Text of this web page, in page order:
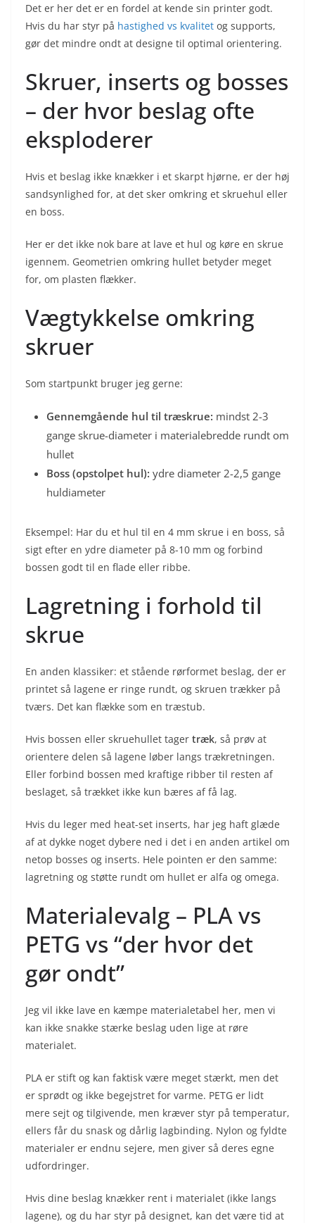
Det er her det er en fordel at kende sin printer godt.
Hvis du har styr på hastighed vs kvalitet og supports,
gør det mindre ondt at designe til optimal orientering.
Skruer, inserts og bosses
– der hvor beslag ofte
eksploderer
Hvis et beslag ikke knækker i et skarpt hjørne, er der høj
sandsynlighed for, at det sker omkring et skruehul eller
en boss.
Her er det ikke nok bare at lave et hul og køre en skrue
igennem. Geometrien omkring hullet betyder meget
for, om plasten flækker.
Vægtykkelse omkring
skruer
Som startpunkt bruger jeg gerne:
Gennemgående hul til træskrue: mindst 2-3
gange skrue-diameter i materialebredde rundt om
hullet
Boss (opstolpet hul): ydre diameter 2-2,5 gange
huldiameter
Eksempel: Har du et hul til en 4 mm skrue i en boss, så
sigt efter en ydre diameter på 8-10 mm og forbind
bossen godt til en flade eller ribbe.
Lagretning i forhold til
skrue
En anden klassiker: et stående rørformet beslag, der er
printet så lagene er ringe rundt, og skruen trækker på
tværs. Det kan flække som en træstub.
Hvis bossen eller skruehullet tager træk, så prøv at
orientere delen så lagene løber langs trækretningen.
Eller forbind bossen med kraftige ribber til resten af
beslaget, så trækket ikke kun bæres af få lag.
Hvis du leger med heat-set inserts, har jeg haft glæde
af at dykke noget dybere ned i det i en anden artikel om
netop bosses og inserts. Hele pointen er den samme:
lagretning og støtte rundt om hullet er alfa og omega.
Materialevalg – PLA vs
PETG vs “der hvor det
gør ondt”
Jeg vil ikke lave en kæmpe materialetabel her, men vi
kan ikke snakke stærke beslag uden lige at røre
materialet.
PLA er stift og kan faktisk være meget stærkt, men det
er sprødt og ikke begejstret for varme. PETG er lidt
mere sejt og tilgivende, men kræver styr på temperatur,
ellers får du snask og dårlig lagbinding. Nylon og fyldte
materialer er endnu sejere, men giver så deres egne
udfordringer.
Hvis dine beslag knækker rent i materialet (ikke langs
lagene), og du har styr på designet, kan det være tid at